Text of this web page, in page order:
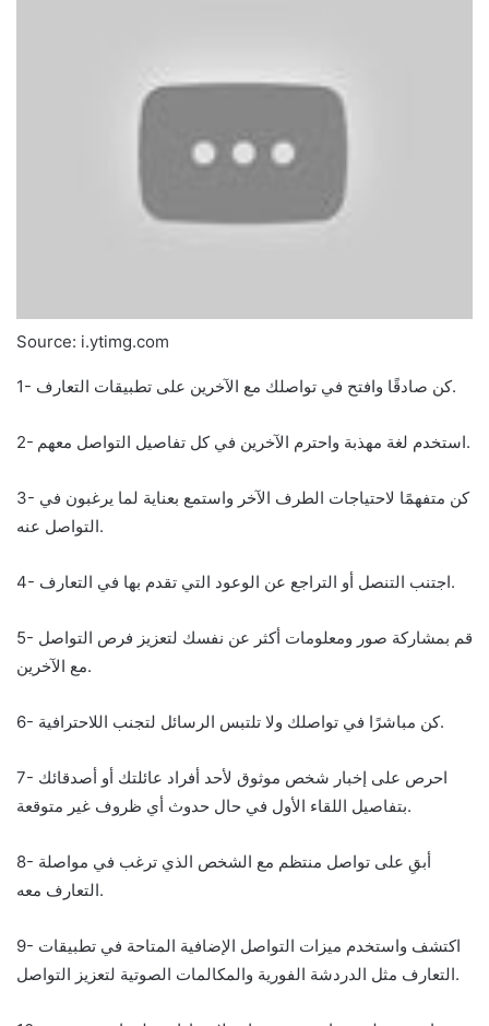
Source: i.ytimg.com
1- كن صادقًا وافتح في تواصلك مع الآخرين على تطبيقات التعارف.
2- استخدم لغة مهذبة واحترم الآخرين في كل تفاصيل التواصل معهم.
3- كن متفهمًا لاحتياجات الطرف الآخر واستمع بعناية لما يرغبون في
التواصل عنه.
4- اجتنب التنصل أو التراجع عن الوعود التي تقدم بها في التعارف.
5- قم بمشاركة صور ومعلومات أكثر عن نفسك لتعزيز فرص التواصل
مع الآخرين.
6- كن مباشرًا في تواصلك ولا تلتبس الرسائل لتجنب اللاحترافية.
7- احرص على إخبار شخص موثوق لأحد أفراد عائلتك أو أصدقائك
بتفاصيل اللقاء الأول في حال حدوث أي ظروف غير متوقعة.
8- أبقِ على تواصل منتظم مع الشخص الذي ترغب في مواصلة
التعارف معه.
9- اكتشف واستخدم ميزات التواصل الإضافية المتاحة في تطبيقات
التعارف مثل الدردشة الفورية والمكالمات الصوتية لتعزيز التواصل.